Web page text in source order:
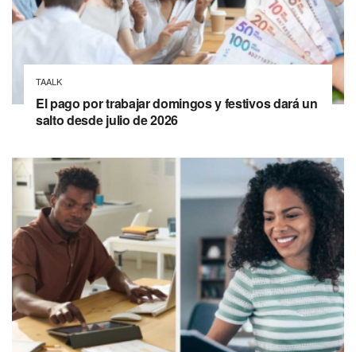
TAALK
El pago por trabajar domingos y festivos dará un
salto desde julio de 2026